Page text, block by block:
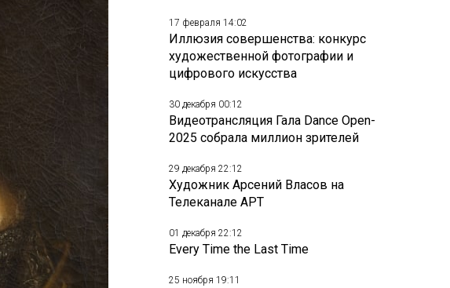
17 февраля 14:02
Иллюзия совершенства: конкурс
художественной фотографии и
цифрового искусства
30 декабря 00:12
Видеотрансляция Гала Dance Open-
2025 собрала миллион зрителей
29 декабря 22:12
Художник Арсений Власов на
Телеканале АРТ
01 декабря 22:12
Every Time the Last Time
25 ноября 19:11